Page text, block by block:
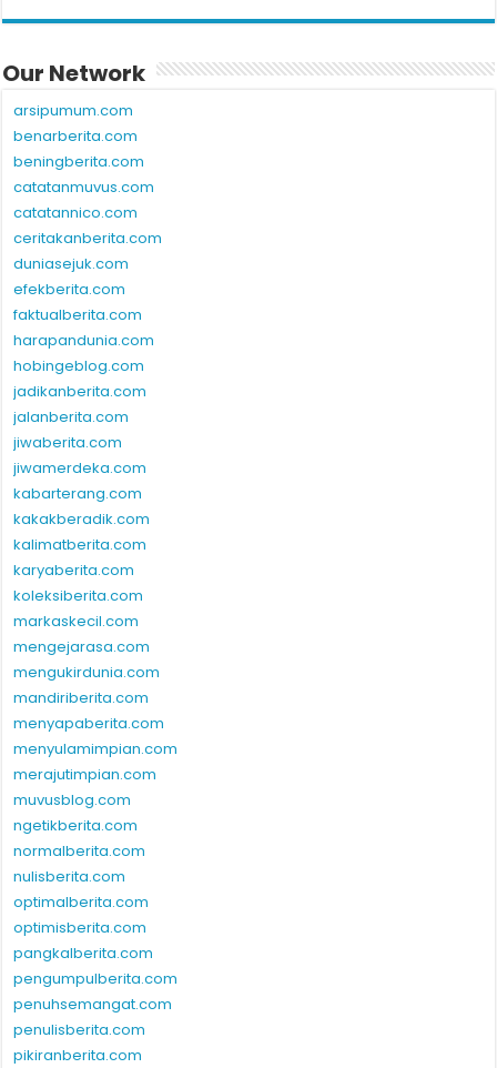
Our Network
arsipumum.com
benarberita.com
beningberita.com
catatanmuvus.com
catatannico.com
ceritakanberita.com
duniasejuk.com
efekberita.com
faktualberita.com
harapandunia.com
hobingeblog.com
jadikanberita.com
jalanberita.com
jiwaberita.com
jiwamerdeka.com
kabarterang.com
kakakberadik.com
kalimatberita.com
karyaberita.com
koleksiberita.com
markaskecil.com
mengejarasa.com
mengukirdunia.com
mandiriberita.com
menyapaberita.com
menyulamimpian.com
merajutimpian.com
muvusblog.com
ngetikberita.com
normalberita.com
nulisberita.com
optimalberita.com
optimisberita.com
pangkalberita.com
pengumpulberita.com
penuhsemangat.com
penulisberita.com
pikiranberita.com